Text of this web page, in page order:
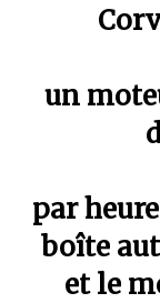
un
par
boîte
et le